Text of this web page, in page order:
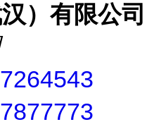
）有限公司